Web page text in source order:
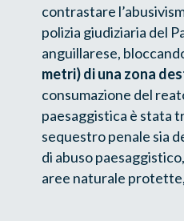
contrastare
polizia giudiziaria del
anguillarese,
metri) di una zona
consumazione del
paesaggistica è stata
sequestro penale sia
di abuso
aree naturale